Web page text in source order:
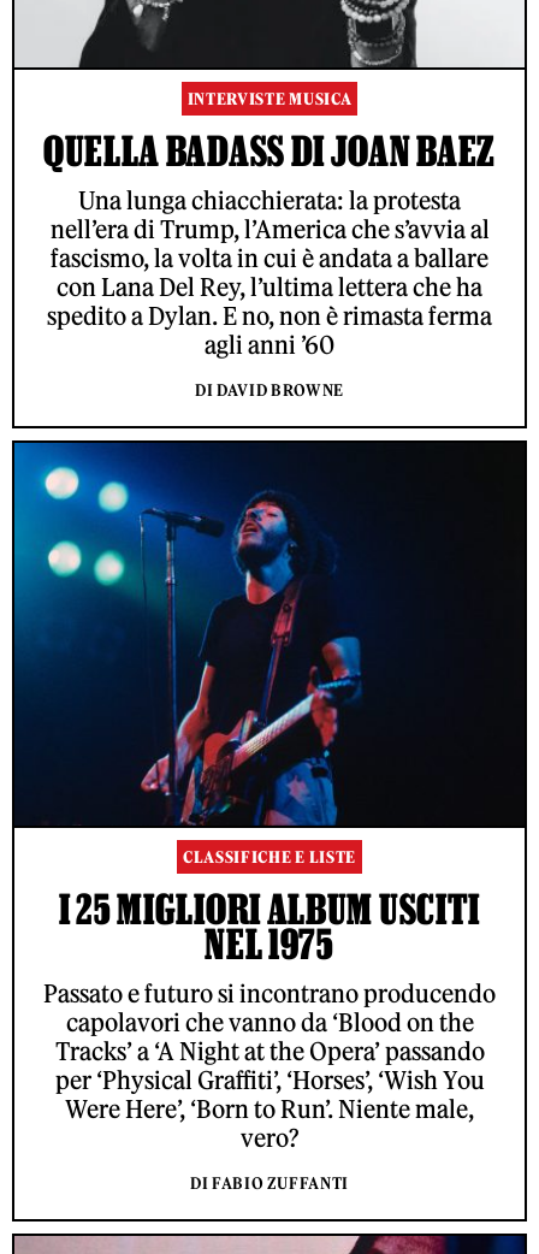
INTERVISTE MUSICA
QUELLA BADASS DI JOAN BAEZ
Una lunga chiacchierata: la protesta
nell’era di Trump, l’America che s’avvia al
fascismo, la volta in cui è andata a ballare
con Lana Del Rey, l’ultima lettera che ha
spedito a Dylan. E no, non è rimasta ferma
agli anni ’60
DI DAVID BROWNE
CLASSIFICHE E LISTE
I 25 MIGLIORI ALBUM USCITI
NEL 1975
Passato e futuro si incontrano producendo
capolavori che vanno da ‘Blood on the
Tracks’ a ‘A Night at the Opera’ passando
per ‘Physical Graffiti’, ‘Horses’, ‘Wish You
Were Here’, ‘Born to Run’. Niente male,
vero?
DI FABIO ZUFFANTI